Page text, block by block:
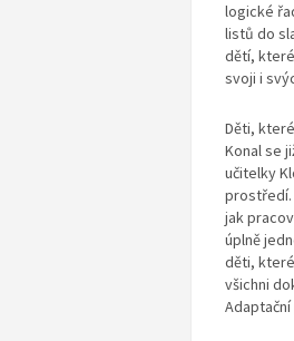
logické
listů do
dětí,
svoji i
Děti,
Konal se
učitelky
prostředí.
jak
úplně
děti,
všichni